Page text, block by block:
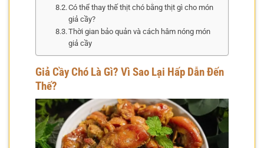
Có thể thay thế thịt chó bằng thịt gì cho món
giả cầy?
Thời gian bảo quản và cách hâm nóng món
giả cầy
Giả Cầy Chó Là Gì? Vì Sao Lại Hấp Dẫn Đến
Thế?